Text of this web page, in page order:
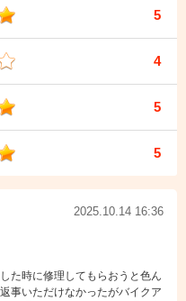
5
4
5
5
2025.10.14 16:36
た時に修理してもらおうと色ん
事いただけなかったがバイクア